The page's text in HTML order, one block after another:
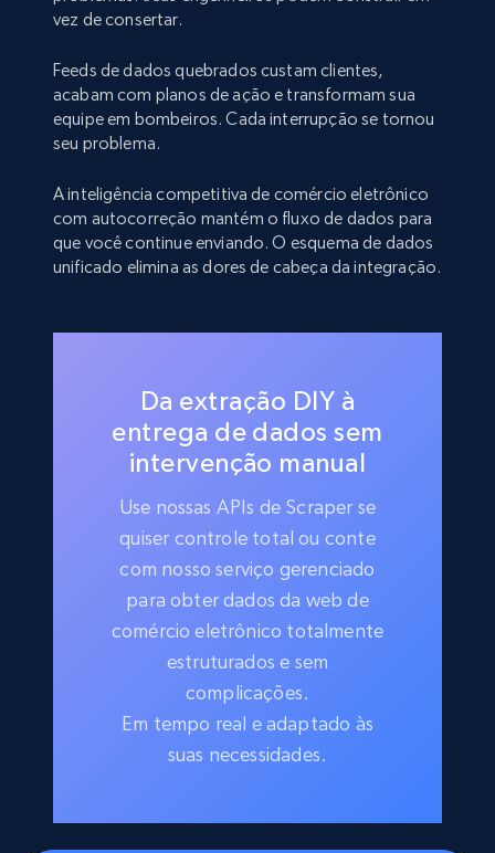
vez de consertar.
Feeds de dados quebrados custam clientes,
acabam com planos de ação e transformam sua
equipe em bombeiros. Cada interrupção se tornou
seu problema.
A inteligência competitiva de comércio eletrônico
com autocorreção mantém o fluxo de dados para
que você continue enviando. O esquema de dados
unificado elimina as dores de cabeça da integração.
Da extração DIY à
entrega de dados sem
intervenção manual
Use nossas APIs de Scraper se
quiser controle total ou conte
com nosso serviço gerenciado
para obter dados da web de
comércio eletrônico totalmente
estruturados e sem
complicações.
Em tempo real e adaptado às
suas necessidades.